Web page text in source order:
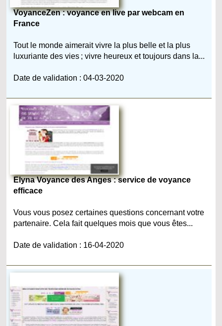
VoyanceZen : voyance en live par webcam en
France
Tout le monde aimerait vivre la plus belle et la plus
luxuriante des vies ; vivre heureux et toujours dans la...
Date de validation : 04-03-2020
Elyna Voyance des Anges : service de voyance
efficace
Vous vous posez certaines questions concernant votre
partenaire. Cela fait quelques mois que vous êtes...
Date de validation : 16-04-2020